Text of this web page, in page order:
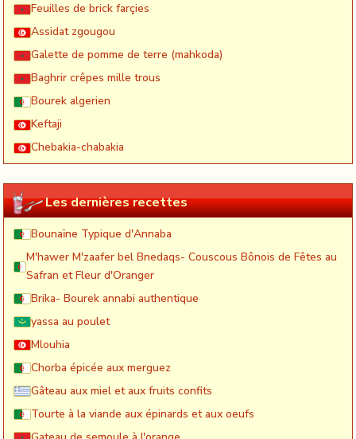
Feuilles de brick farçies
Assidat zgougou
Galette de pomme de terre (mahkoda)
Baghrir crêpes mille trous
Bourek algerien
Keftaji
Chebakia-chabakia
Les dernières recettes
Bounaïne Typique d'Annaba
M'hawer M'zaafer bel Bnedaqs- Couscous Bônois de Fêtes au
Safran et Fleur d'Oranger
Brika- Bourek annabi authentique
yassa au poulet
Mlouhia
Chorba épicée aux merguez
Gâteau aux miel et aux fruits confits
Tourte à la viande aux épinards et aux oeufs